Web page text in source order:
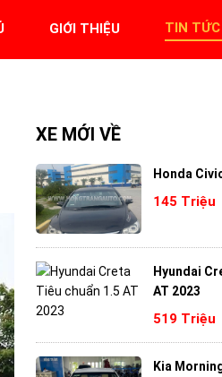
GIỚI THIỆU TIN TỨC
XE MỚI VỀ
Honda
145 Triệu
Hyundai
AT 2023
519 Triệu
Kia